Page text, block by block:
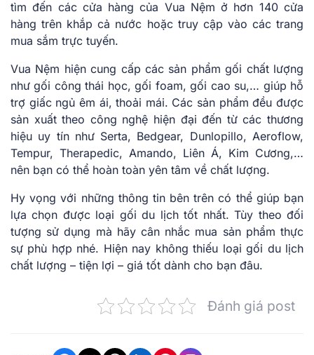
tìm đến các cửa hàng của Vua Nệm ở hơn 140 cửa
hàng trên khắp cả nước hoặc truy cập vào các trang
mua sắm trực tuyến.
Vua Nệm hiện cung cấp các sản phẩm gối chất lượng
như gối công thái học, gối foam, gối cao su,… giúp hỗ
trợ giấc ngủ êm ái, thoải mái. Các sản phẩm đều được
sản xuất theo công nghệ hiện đại đến từ các thương
hiệu uy tín như Serta, Bedgear, Dunlopillo, Aeroflow,
Tempur, Therapedic, Amando, Liên Á, Kim Cương,…
nên bạn có thể hoàn toàn yên tâm về chất lượng.
Hy vọng với những thông tin bên trên có thể giúp bạn
lựa chọn được loại gối du lịch tốt nhất. Tùy theo đối
tượng sử dụng mà hãy cân nhắc mua sản phẩm thực
sự phù hợp nhé. Hiện nay không thiếu loại gối du lịch
chất lượng – tiện lợi – giá tốt dành cho bạn đâu.
Đánh giá post